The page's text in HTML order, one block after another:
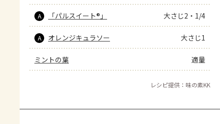
A 「パルスイート®」 大さじ2・1/4
A オレンジキュラソー 大さじ1
ミントの葉 適量
レシピ提供：味の素KK